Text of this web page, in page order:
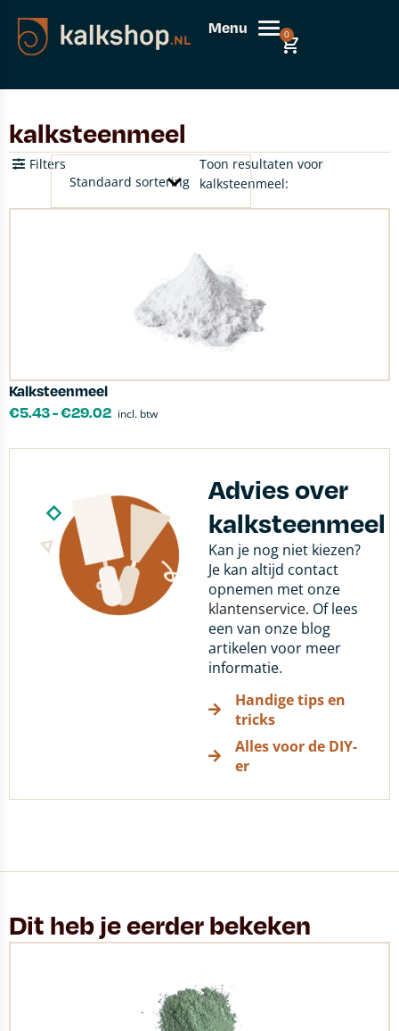
Menu 0
kalksteenmeel
Toon resultaten voor
kalksteenmeel:
Filters
Kalksteenmeel
€5.43-€29.02 incl. btw
Advies over
kalksteenmeel
Kan je nog niet kiezen?
Je kan altijd contact
opnemen met onze
klantenservice. Of lees
een van onze blog
artikelen voor meer
informatie.
Handige tips en
tricks
Alles voor de DIY-
er
Dit heb je eerder bekeken